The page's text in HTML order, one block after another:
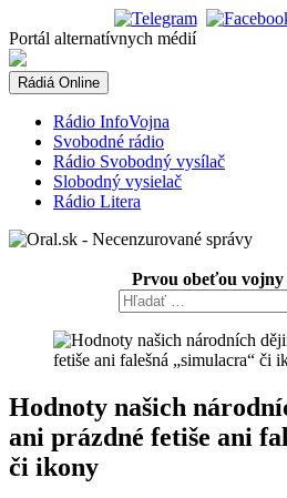
to
content
Portál alternatívnych médií
Rádiá Online
Rádio InfoVojna
Svobodné rádio
Rádio Svobodný vysílač
Slobodný vysielač
Rádio Litera
Prvou obeťou
Hľadať:
Hodnoty našich
ani prázdné fetiše ani
či ikony